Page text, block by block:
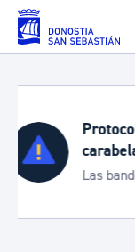
Saltar al contenido